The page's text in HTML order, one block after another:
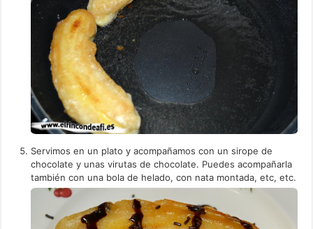
Servimos en un plato y acompañamos con un sirope de
chocolate y unas virutas de chocolate. Puedes acompañarla
también con una bola de helado, con nata montada, etc, etc.